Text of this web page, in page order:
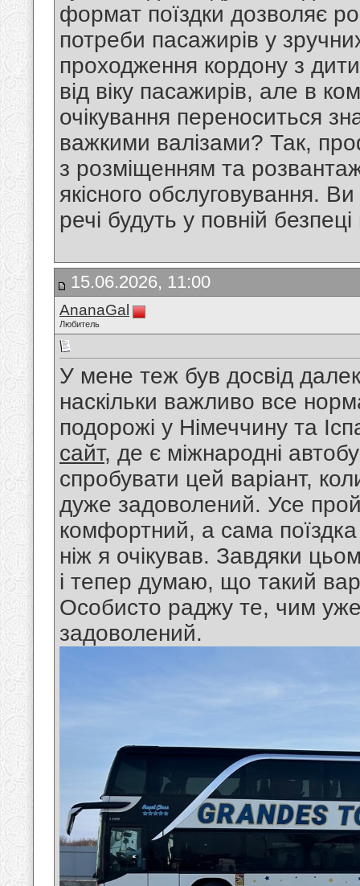
формат поїздки дозволяє
потреби пасажирів у
проходження кордону з
від віку пасажирів, але в
очікування переноситься
важкими валізами? Так,
з розміщенням та
якісного обслуговування.
речі будуть у повній
15.06.2026, 11:00
AnanaGal
Любитель
У мене теж був досвід
наскільки важливо все
подорожі у Німеччину та
сайт, де є міжнародні
спробувати цей варіант,
дуже задоволений. Усе
комфортний, а сама
ніж я очікував. Завдяки
і тепер думаю, що такий
Особисто раджу те, чим
задоволений.